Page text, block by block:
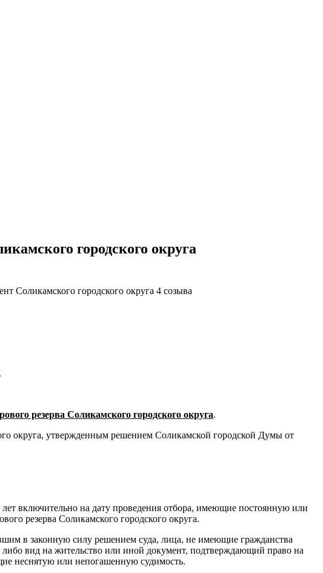
городского округа
Соликамского городского округа 4 созыва
резерва Соликамского городского округа.
округа, утвержденным решением Соликамской городской Думы от
включительно на дату проведения отбора, имеющие постоянную или
резерва Соликамского городского округа.
в законную силу решением суда, лица, не имеющие гражданства
вид на жительство или иной документ, подтверждающий право на
неснятую или непогашенную судимость.